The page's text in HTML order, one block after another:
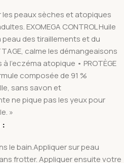
les peaux sèches et atopiques
EXOMEGA CONTROL Huile
des tiraillements et du
calme les démangeaisons
l’eczéma atopique • PROTÈGE
composée de 91 %
sans savon et
ne pique pas les yeux pour
»
le bain.Appliquer sur peau
frotter. Appliquer ensuite votre